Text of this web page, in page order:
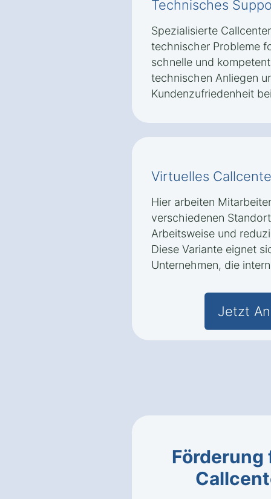
Technisches
Spezialisierte
technischer Probleme
schnelle und
technischen Anliegen
Kundenzufriedenheit
Virtuelles
Hier arbeiten
verschiedenen
Arbeitsweise und
Diese Variante eignet
Unternehmen, die
Jetzt